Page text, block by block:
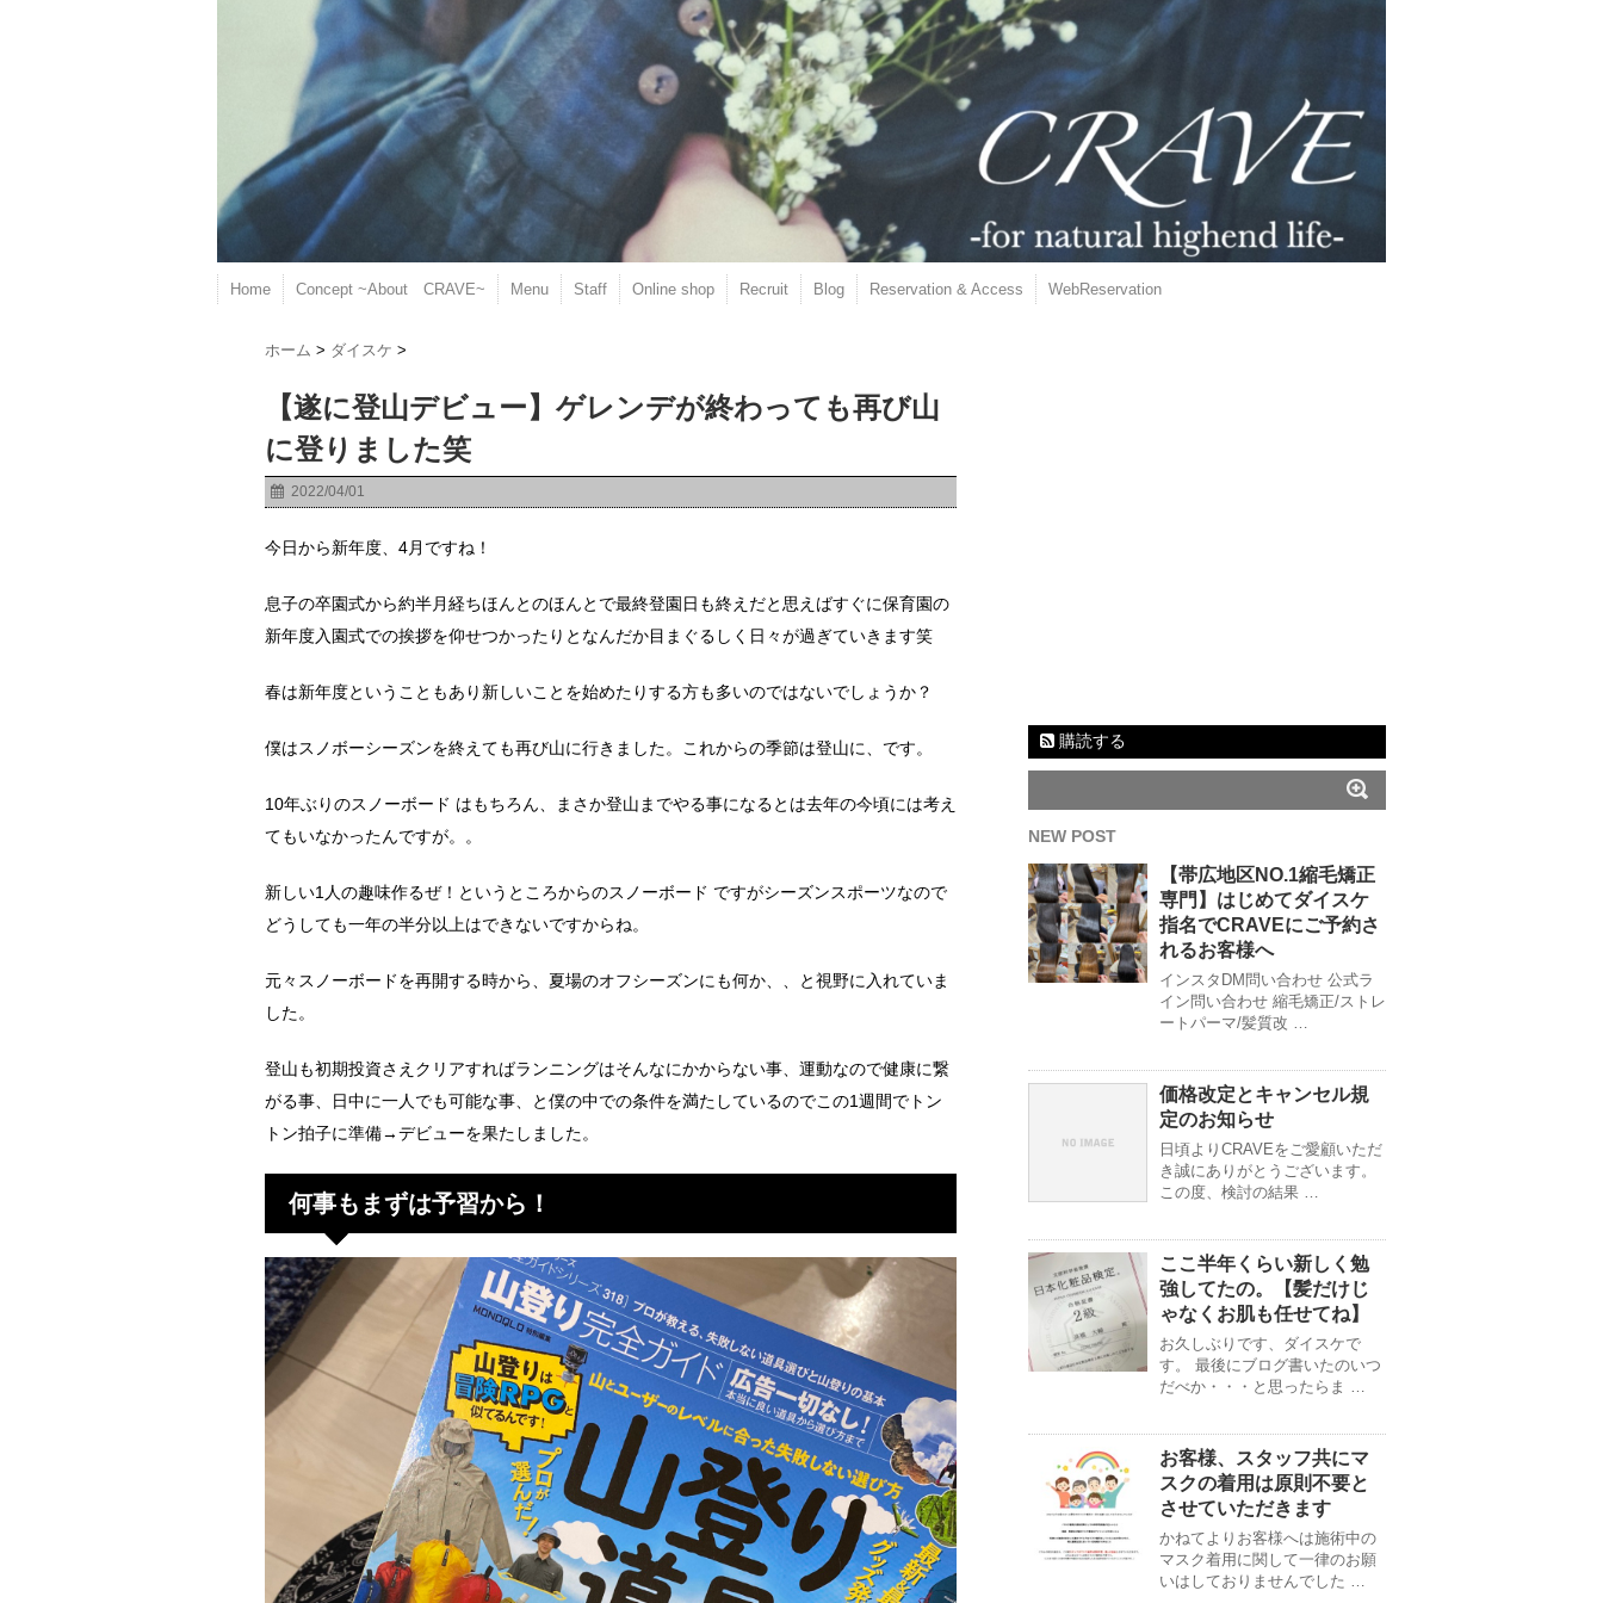
Home Concept ~About CRAVE~ Menu Staff Online shop Recruit Blog Reservation & Access WebReservation
ホーム > ダイスケ >
【遂に登山デビュー】ゲレンデが終わっても再び山
に登りました笑
2022/04/01
今日から新年度、4月ですね！
息子の卒園式から約半月経ちほんとのほんとで最終登園日も終えだと思えばすぐに保育園の
新年度入園式での挨拶を仰せつかったりとなんだか目まぐるしく日々が過ぎていきます笑
春は新年度ということもあり新しいことを始めたりする方も多いのではないでしょうか？
僕はスノボーシーズンを終えても再び山に行きました。これからの季節は登山に、です。
10年ぶりのスノーボード はもちろん、まさか登山までやる事になるとは去年の今頃には考え
てもいなかったんですが。。
新しい1人の趣味作るぜ！というところからのスノーボード ですがシーズンスポーツなので
どうしても一年の半分以上はできないですからね。
元々スノーボードを再開する時から、夏場のオフシーズンにも何か、、と視野に入れていま
した。
登山も初期投資さえクリアすればランニングはそんなにかからない事、運動なので健康に繋
がる事、日中に一人でも可能な事、と僕の中での条件を満たしているのでこの1週間でトン
トン拍子に準備→デビューを果たしました。
何事もまずは予習から！
購読する
NEW POST
【帯広地区NO.1縮毛矯正
専門】はじめてダイスケ
指名でCRAVEにご予約さ
れるお客様へ
インスタDM問い合わせ 公式ラ
イン問い合わせ 縮毛矯正/ストレ
ートパーマ/髪質改 …
価格改定とキャンセル規
定のお知らせ
日頃よりCRAVEをご愛顧いただ
き誠にありがとうございます。
この度、検討の結果 …
ここ半年くらい新しく勉
強してたの。【髪だけじ
ゃなくお肌も任せてね】
お久しぶりです、ダイスケで
す。 最後にブログ書いたのいつ
だべか・・・と思ったらま …
お客様、スタッフ共にマ
スクの着用は原則不要と
させていただきます
かねてよりお客様へは施術中の
マスク着用に関して一律のお願
いはしておりませんでした …